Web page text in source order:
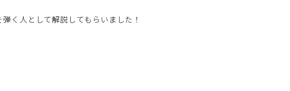
く人として解説してもらいました！